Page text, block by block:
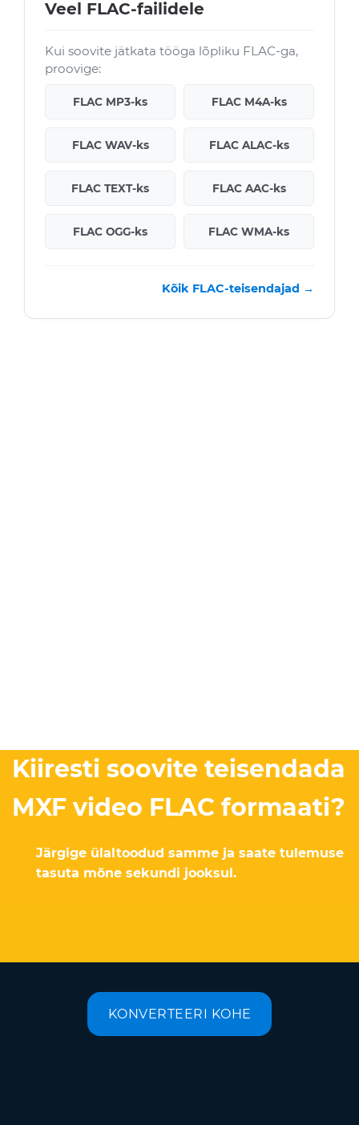
Veel FLAC-failidele
Kui soovite jätkata tööga lõpliku FLAC-ga,
proovige:
FLAC MP3-ks FLAC M4A-ks
FLAC WAV-ks FLAC ALAC-ks
FLAC TEXT-ks FLAC AAC-ks
FLAC OGG-ks FLAC WMA-ks
Kõik FLAC-teisendajad →
Kiiresti soovite teisendada
MXF video FLAC formaati?
Järgige ülaltoodud samme ja saate tulemuse
tasuta mõne sekundi jooksul.
KONVERTEERI KOHE